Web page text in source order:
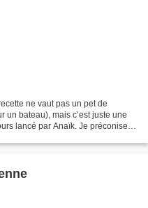
ne vaut pas un pet de
un bateau), mais c’est juste une
lancé par Anaïk. Je préconise